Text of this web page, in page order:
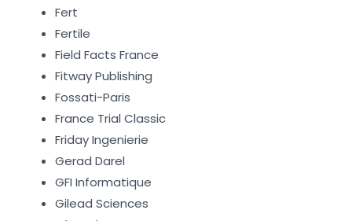
Fert
Fertile
Field Facts France
Fitway Publishing
Fossati-Paris
France Trial Classic
Friday Ingenierie
Gerad Darel
GFI Informatique
Gilead Sciences